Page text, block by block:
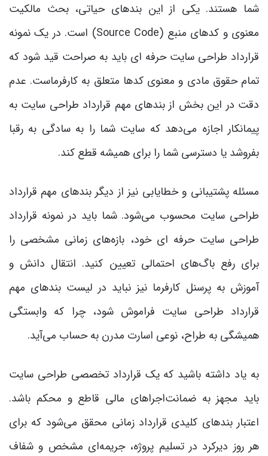
شما هستند. یکی از این بندهای حیاتی، بحث مالکیت
معنوی و کدهای منبع (Source Code) است. در یک نمونه
قرارداد طراحی سایت حرفه ای باید به صراحت قید شود که
تمام حقوق مادی و معنوی کدها متعلق به کارفرماست. عدم
دقت در این بخش از بندهای مهم قرارداد طراحی سایت به
پیمانکار اجازه می‌دهد که سایت شما را به سادگی به رقبا
بفروشد یا دسترسی شما را برای همیشه قطع کند.
مسئله پشتیبانی و خطایابی نیز از دیگر بندهای مهم قرارداد
طراحی سایت محسوب می‌شود. شما باید در نمونه قرارداد
طراحی سایت حرفه ای خود، بازه‌های زمانی مشخصی را
برای رفع باگ‌های احتمالی تعیین کنید. انتقال دانش و
آموزش به پرسنل کارفرما نیز نباید در لیست بندهای مهم
قرارداد طراحی سایت فراموش شود، چرا که وابستگی
همیشگی به طراح، نوعی اسارت مدرن به حساب می‌آید.
به یاد داشته باشید که یک قرارداد تخصصی طراحی سایت
باید مجهز به ضمانت‌اجراهای مالی قاطع و محکم باشد.
اعتبار بندهای کلیدی قرارداد زمانی محقق می‌شود که برای
هر روز دیرکرد در تسلیم پروژه، جریمه‌ای مشخص و شفاف